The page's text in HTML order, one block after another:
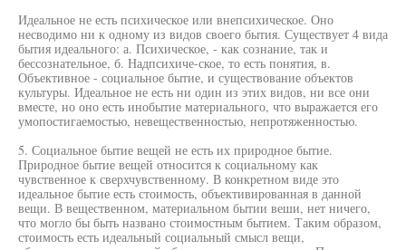
Идеальное не есть психическое или внепсихическое. Оно
несводимо ни к одному из видов своего бытия. Существует 4 вида
бытия идеального: а. Психическое, - как сознание, так и
бессознательное, б. Надпсихиче-ское, то есть понятия, в.
Объективное - социальное бытие, и существование объектов
культуры. Идеальное не есть ни один из этих видов, ни все они
вместе, но оно есть инобытие материального, что выражается его
умопостигаемостью, невещественностью, непротяженностью.
5. Социальное бытие вещей не есть их природное бытие.
Природное бытие вещей относится к социальному как
чувственное к сверхчувственному. В конкретном виде это
идеальное бытие есть стоимость, объективированная в данной
вещи. В вещественном, материальном бытии веши, нет ничего,
что могло бы быть названо стоимостным бытием. Таким образом,
стоимость есть идеальный социальный смысл вещи,